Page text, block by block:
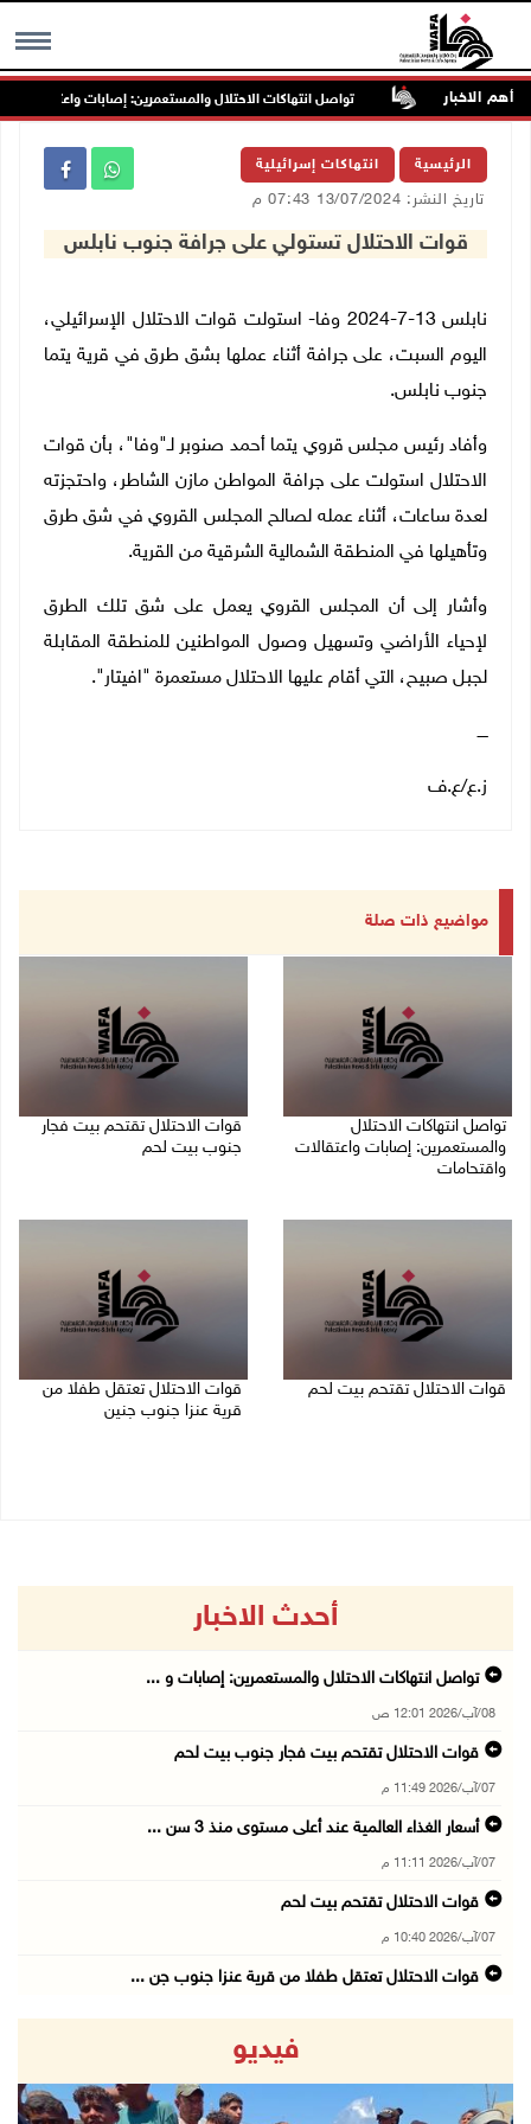
MENU أهم الاخبار
غرب جنين تواصل انتهاكات الاحتلال والمستعمرين: إصابات واعتقالات
الرئيسية انتهاكات إسرائيلية
تاريخ النشر: 13/07/2024 07:43 م
قوات الاحتلال تستولي على جرافة جنوب نابلس
نابلس 13-7-2024 وفا- استولت قوات الاحتلال الإسرائيلي،
اليوم السبت، على جرافة أثناء عملها بشق طرق في قرية يتما
جنوب نابلس.
وأفاد رئيس مجلس قروي يتما أحمد صنوبر لـ"وفا"، بأن قوات
الاحتلال استولت على جرافة المواطن مازن الشاطر، واحتجزته
لعدة ساعات، أثناء عمله لصالح المجلس القروي في شق طرق
وتأهيلها في المنطقة الشمالية الشرقية من القرية.
وأشار إلى أن المجلس القروي يعمل على شق تلك الطرق
لإحياء الأراضي وتسهيل وصول المواطنين للمنطقة المقابلة
لجبل صبيح، التي أقام عليها الاحتلال مستعمرة "افيتار".
ــــ
ز.ع/ع.ف
مواضيع ذات صلة
تواصل انتهاكات الاحتلال
والمستعمرين: إصابات واعتقالات
واقتحامات
قوات الاحتلال تقتحم بيت فجار
جنوب بيت لحم
قوات الاحتلال تقتحم بيت لحم
قوات الاحتلال تعتقل طفلا من
قرية عنزا جنوب جنين
أحدث الاخبار
تواصل انتهاكات الاحتلال والمستعمرين: إصابات و ...
08/آب/2026 12:01 ص
قوات الاحتلال تقتحم بيت فجار جنوب بيت لحم
07/آب/2026 11:49 م
أسعار الغذاء العالمية عند أعلى مستوى منذ 3 سن ...
07/آب/2026 11:11 م
قوات الاحتلال تقتحم بيت لحم
07/آب/2026 10:40 م
قوات الاحتلال تعتقل طفلا من قرية عنزا جنوب جن ...
قوات الاحتلال تغلق مداخل يعبد جنوب غرب جنين
07/آب/2026 10:15 م
فيديو